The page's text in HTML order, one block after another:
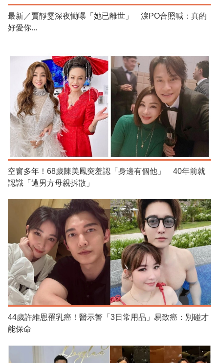
最新／賈靜雯深夜慟曝「她已離世」 淚PO合照喊：真的
好愛你...
空窗多年！68歲陳美鳳突羞認「身邊有個他」 40年前就
認識「遭男方母親拆散」
44歲許維恩罹乳癌！醫示警「3日常用品」易致癌：別碰才
能保命